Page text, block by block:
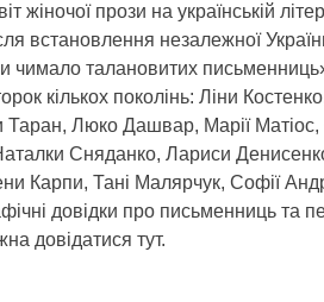
жіночої прози на українській
встановлення незалежної
чимало талановитих
кількох поколінь: Ліни
Люко Дашвар, Марії Матіос,
Сняданко, Лариси
Карпи, Тані Малярчук, Софії
довідки про письменниць та
довідатися тут.